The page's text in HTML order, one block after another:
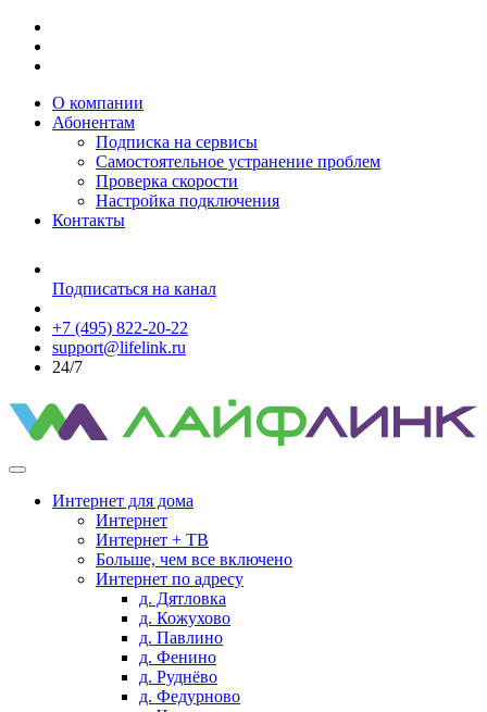
О компании
Абонентам
Подписка на сервисы
Самостоятельное устранение проблем
Проверка скорости
Настройка подключения
Контакты
Подписаться на канал
+7 (495) 822-20-22
support@lifelink.ru
24/7
Интернет для дома
Интернет
Интернет + ТВ
Больше, чем все включено
Интернет по адресу
д. Дятловка
д. Кожухово
д. Павлино
д. Фенино
д. Руднёво
д. Федурново